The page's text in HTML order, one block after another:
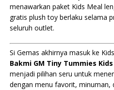
menawarkan paket Kids Meal
gratis plush toy berlaku selama
seluruh outlet.
Si Gemas akhirnya masuk ke
Bakmi GM Tiny Tummies
menjadi pilihan seru untuk
dengan menu favorit, minuman,